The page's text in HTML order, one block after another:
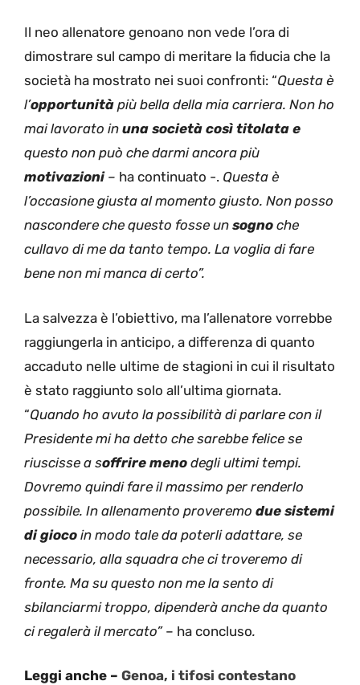
Il neo allenatore genoano non vede l’ora di
dimostrare sul campo di meritare la fiducia che la
società ha mostrato nei suoi confronti: “Questa è
l’opportunità più bella della mia carriera. Non ho
mai lavorato in una società così titolata e
questo non può che darmi ancora più
motivazioni– ha continuato -. Questa è
l’occasione giusta al momento giusto. Non posso
nascondere che questo fosse un sogno che
cullavo di me da tanto tempo. La voglia di fare
bene non mi manca di certo”.
La salvezza è l’obiettivo, ma l’allenatore vorrebbe
raggiungerla in anticipo, a differenza di quanto
accaduto nelle ultime de stagioni in cui il risultato
è stato raggiunto solo all’ultima giornata.
“Quando ho avuto la possibilità di parlare con il
Presidente mi ha detto che sarebbe felice se
riuscisse a soffrire meno degli ultimi tempi.
Dovremo quindi fare il massimo per renderlo
possibile. In allenamento proveremo due sistemi
di gioco in modo tale da poterli adattare, se
necessario, alla squadra che ci troveremo di
fronte. Ma su questo non me la sento di
sbilanciarmi troppo, dipenderà anche da quanto
ci regalerà il mercato” – ha concluso.
Leggi anche – Genoa, i tifosi contestano